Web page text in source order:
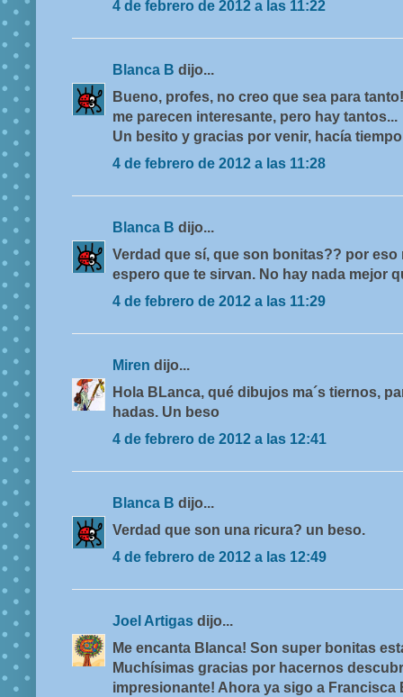
4 de febrero de 2012 a las 11:22
Blanca B dijo...
Bueno, profes, no creo que sea para
me parecen interesante, pero hay tantos...
Un besito y gracias por venir, hacía
4 de febrero de 2012 a las 11:28
Blanca B dijo...
Verdad que sí, que son bonitas?? por
espero que te sirvan. No hay nada mejor
4 de febrero de 2012 a las 11:29
Miren dijo...
Hola BLanca, qué dibujos ma´s tiernos,
hadas. Un beso
4 de febrero de 2012 a las 12:41
Blanca B dijo...
Verdad que son una ricura? un beso.
4 de febrero de 2012 a las 12:49
Joel Artigas dijo...
Me encanta Blanca! Son super bonitas
Muchísimas gracias por hacernos
impresionante! Ahora ya sigo a Francisca